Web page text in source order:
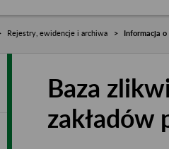
Rejestry, ewidencje i archiwa Informacja o
Baza
zakładów